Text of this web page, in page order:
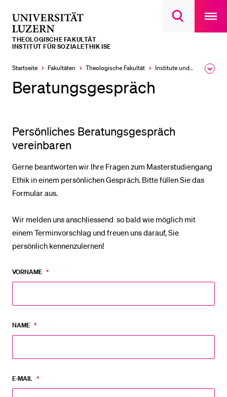
Suchdialog
main
THEOLOGISCHE FAKULTÄT
INSTITUT FÜR SOZIALETHIK ISE
Startseite Fakultäten Theologische Fakultät Institute und Forschungsstellen
Beratungsgespräch
Persönliches Beratungsgespräch
vereinbaren
Gerne beantworten wir Ihre Fragen zum Masterstudiengang
Ethik in einem persönlichen Gespräch. Bitte füllen Sie das
Formular aus.
Wir melden uns anschliessend so bald wie möglich mit
einem Terminvorschlag und freuen uns darauf, Sie
persönlich kennenzulernen!
Persönliches
Beratungsgespräch
vereinbaren
VORNAME *
NAME *
E-MAIL *
LETZTE SUCHEN
Sie haben noch keine Suche getätigt.
DIE UNI FÜR…
Schulklassen und Lehrpersonen
Forschende
Stellensuchende
Medien
Vorlesungsverzeichnis
Menuplan Mensa